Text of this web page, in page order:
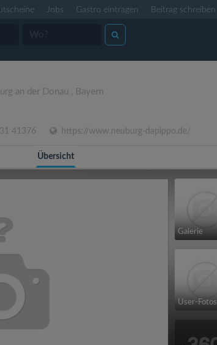
Jobs Gastro eintragen Beitrag schreiben
an der Donau , Bayern
41376 https://www.neuburg-dapippo.de/
Übersicht
Galerie
User-Fotos